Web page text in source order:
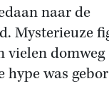
naar de
Mysterieuze
vielen domweg
was